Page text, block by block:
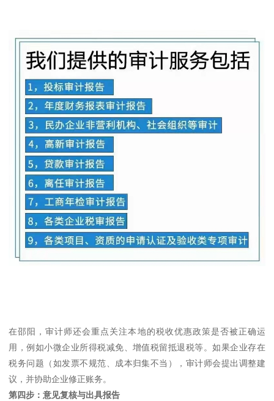
在邵阳，审计师还会重点关注本地的税收优惠政策是否被正确运
用，例如小微企业所得税减免、增值税留抵退税等。如果企业存在
税务问题（如发票不规范、成本归集不当），审计师会提出调整建
议，并协助企业修正账务。
第四步：意见复核与出具报告